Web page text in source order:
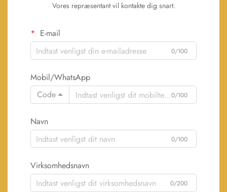
Vores repræsentant vil kontakte dig snart.
E-mail
0/100
Mobil/WhatsApp
Code
0/100
Navn
0/100
Virksomhedsnavn
0/200